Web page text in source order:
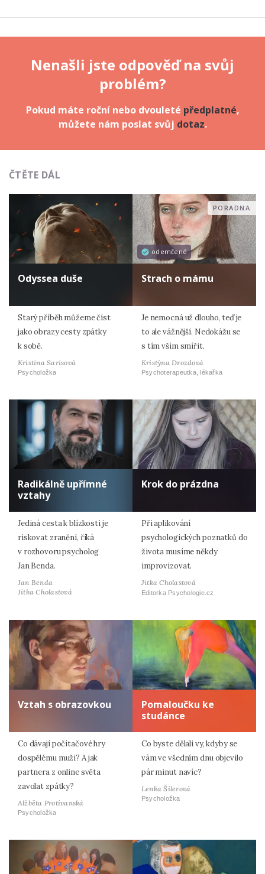
Nenašli jste odpověď na svůj
problém?
Pokud máte roční nebo dvouleté předplatné,
můžete nám poslat svůj dotaz.
ČTĚTE DÁL
Odyssea duše
Starý příběh můžeme číst
jako obrazy cesty zpátky
k sobě.
Kristina Sarisová
Psycholožka
odemčené
PORADNA
Strach o mámu
Je nemocná už dlouho, teď je
to ale vážnější. Nedokážu se
s tím vším smířit.
Kristýna Drozdová
Psychoterapeutka, lékařka
Radikálně upřímné
vztahy
Jediná cesta k blízkosti je
riskovat zranění, říká
v rozhovoru psycholog
Jan Benda.
Jan Benda
Jitka Cholastová
Krok do prázdna
Při aplikování
psychologických poznatků do
života musíme někdy
improvizovat.
Jitka Cholastová
Editorka Psychologie.cz
Vztah s obrazovkou
Co dávají počítačové hry
dospělému muži? A jak
partnera z online světa
zavolat zpátky?
Alžběta Protivanská
Psycholožka
Pomaloučku ke
studánce
Co byste dělali vy, kdyby se
vám ve všedním dnu objevilo
pár minut navíc?
Lenka Šilerová
Psycholožka